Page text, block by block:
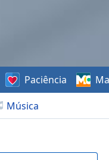
Música
Paciência